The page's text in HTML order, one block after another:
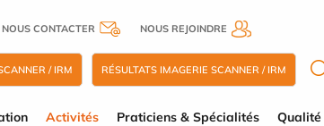
NOUS CONTACTER NOUS REJOINDRE
/ IRM RÉSULTATS IMAGERIE SCANNER / IRM
Activités Praticiens & Spécialités Qualité